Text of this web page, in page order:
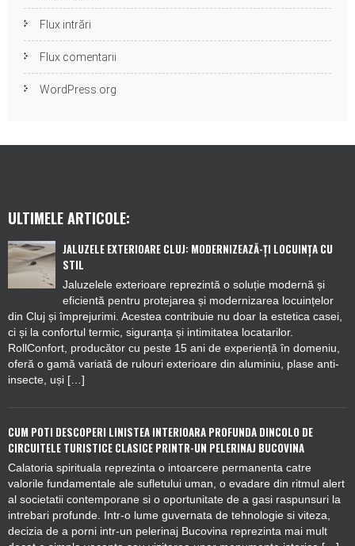
Flux intrări
Flux comentarii
WordPress.org
ULTIMELE ARTICOLE:
JALUZELE EXTERIOARE CLUJ: MODERNIZEAZĂ-ȚI LOCUINȚA CU
STIL
Jaluzelele exterioare reprezintă o soluție modernă și
eficientă pentru protejarea și modernizarea locuințelor
din Cluj și împrejurimi. Acestea contribuie nu doar la estetica casei,
ci și la confortul termic, siguranța și intimitatea locatarilor.
RollConfort, producător cu peste 15 ani de experiență în domeniu,
oferă o gamă variată de rulouri exterioare din aluminiu, plase anti-
insecte, uși […]
CUM POTI DESCOPERI LINISTEA INTERIOARA PROFUNDA DINCOLO DE
CIRCUITELE TURISTICE CLASICE PRINTR-UN PELERINAJ BUCOVINA
Calatoria spirituala reprezinta o intoarcere permanenta catre
valorile fundamentale ale sufletului uman, o evadare din ritmul alert
al societatii contemporane si o oportunitate de a gasi raspunsuri la
intrebari profunde. Intr-o lume guvernata de tehnologie si viteza,
decizia de a porni intr-un pelerinaj Bucovina reprezinta mai mult